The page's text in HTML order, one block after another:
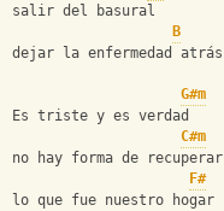
salir del basural
B
dejar la enfermedad atrás
G#m
Es triste y es verdad
C#m
no hay forma de recuperar
F#
lo que fue nuestro hogar